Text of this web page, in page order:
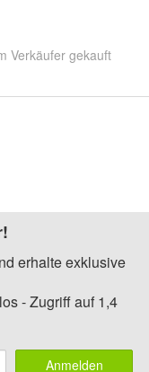
Verkäufer gekauft
erhalte exklusive
- Zugriff auf 1,4
Anmelden